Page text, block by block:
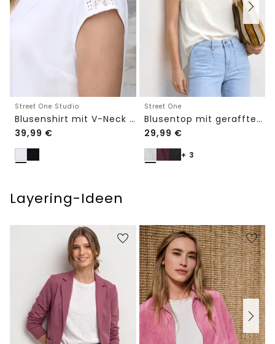
Street One Studio
Blusenshirt mit V-Neck und Spitze
39,99 €
Street One
Blusentop mit gerafftem Rundhals
29,99 €
+ 3
Layering-Ideen